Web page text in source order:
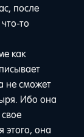
после
то
как
не сможет
Ибо она
этого, она